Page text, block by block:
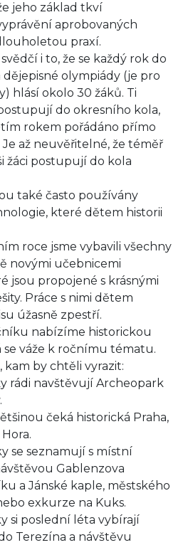
jeho základ tkví
aprobovaných
praxí.
i to, že se každý rok do
olympiády (je pro
hlásí okolo 30 žáků. Ti
do okresního kola,
rokem pořádáno přímo
Je až neuvěřitelné, že téměř
žáci postupují do kola
také často používány
které dětem historii
roce jsme vybavili všechny
novými učebnicemi
jsou propojené s krásnými
Práce s nimi dětem
úžasně zpestří.
nabízíme historickou
se váže k ročnímu tématu.
kam by chtěli vyrazit:
rádi navštěvují Archeopark
čeká historická Praha,
se seznamují s místní
Gablenzova
a Jánské kaple, městského
exkurze na Kuks.
si poslední léta vybírají
Terezína a návštěvu